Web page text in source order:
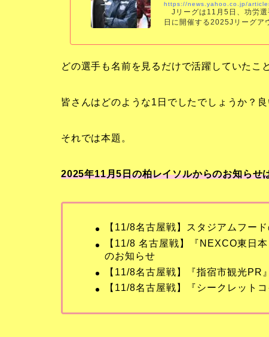
https://news.yahoo.co.jp/
Jリーグは11月5日、功労選
日に開催する2025Jリーグ
どの選手も名前を見るだけで活躍していたこ
皆さんはどのような1日でしたでしょうか？
それでは本題。
2025年11月5日の柏レイソルからのお知らせ
【11/8名古屋戦】スタジアムフー
【11/8 名古屋戦】『NEXCO東日
のお知らせ
【11/8名古屋戦】『指宿市観光PR
【11/8名古屋戦】『シークレット